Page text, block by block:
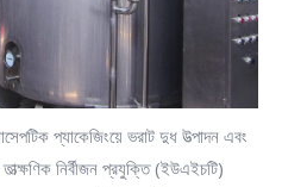
প্যাকেজিংয়ে ভরাট দুধ উত্পাদন এবং
নির্বীজন প্রযুক্তি (ইউএইচটি)